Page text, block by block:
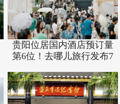
贵阳位居国内酒店预订量
第6位！去哪儿旅行发布7